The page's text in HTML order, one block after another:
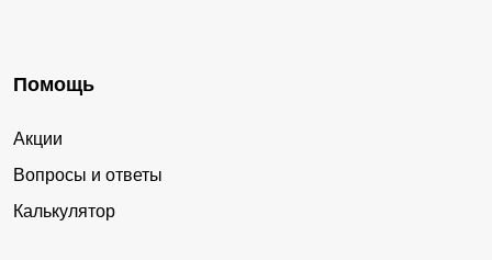
Помощь
Акции
Вопросы и ответы
Калькулятор